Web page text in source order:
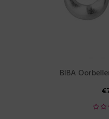
BIBA
€